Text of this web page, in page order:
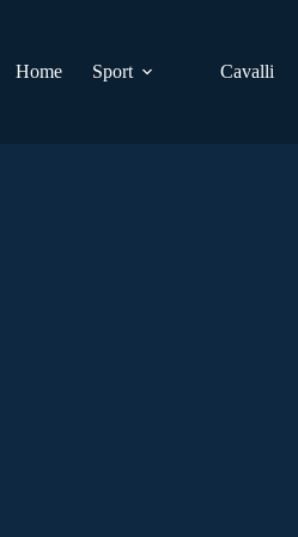
Home
Sport Cavalli